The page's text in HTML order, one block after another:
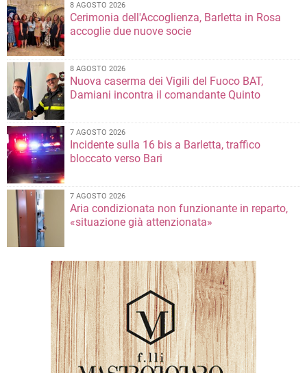
8 AGOSTO 2026
Cerimonia dell'Accoglienza, Barletta in Rosa
accoglie due nuove socie
8 AGOSTO 2026
Nuova caserma dei Vigili del Fuoco BAT,
Damiani incontra il comandante Quinto
7 AGOSTO 2026
Incidente sulla 16 bis a Barletta, traffico
bloccato verso Bari
7 AGOSTO 2026
Aria condizionata non funzionante in reparto,
«situazione già attenzionata»